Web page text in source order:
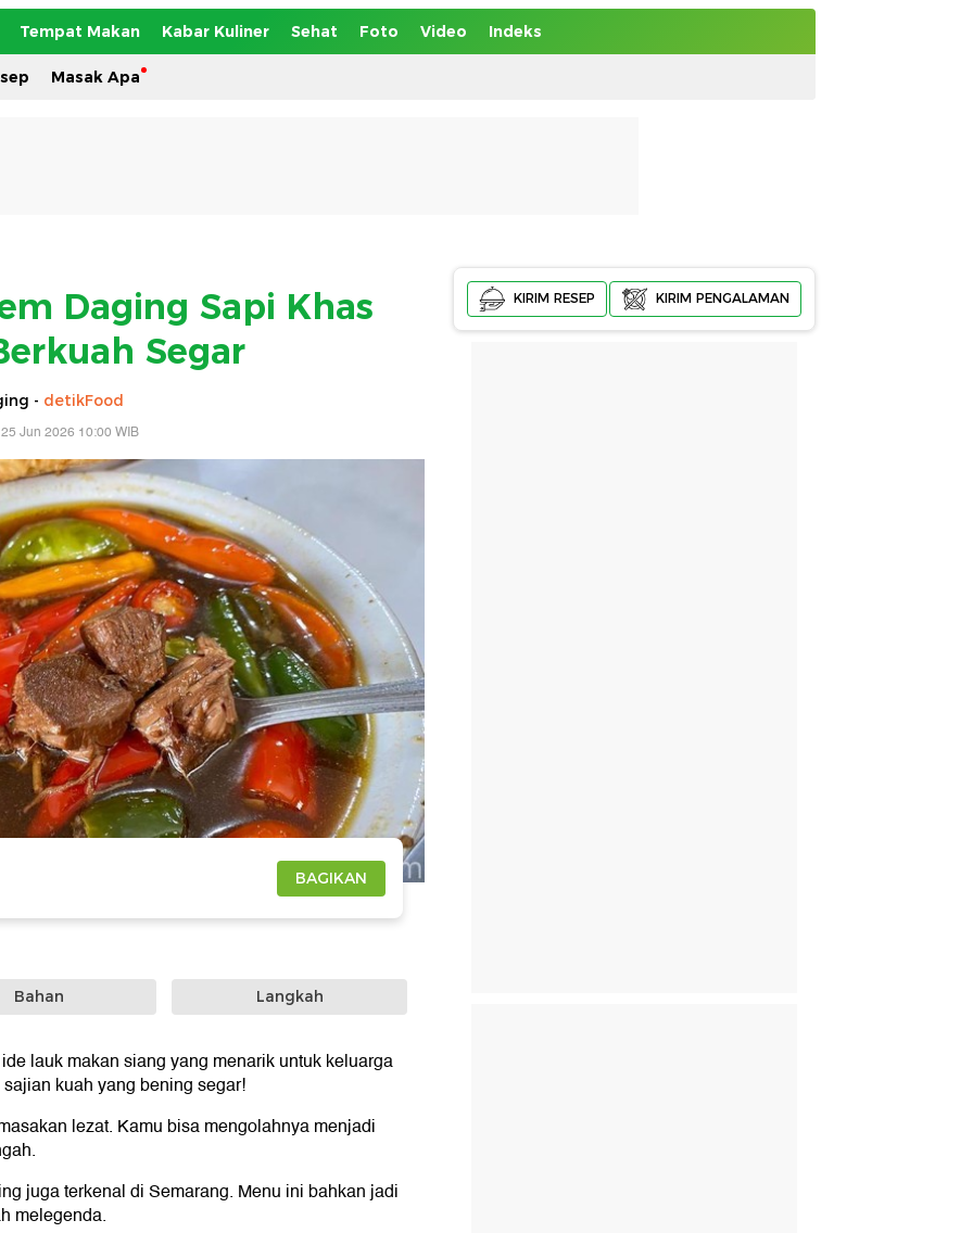
Tempat Makan Kabar Kuliner Sehat Foto Video Indeks
Masak Apa
Daging Sapi Khas
Segar
- detikFood
Jun 2026 10:00 WIB
BAGIKAN
Bahan Langkah
lauk makan siang yang menarik untuk keluarga
kuah yang bening segar!
lezat. Kamu bisa mengolahnya menjadi
juga terkenal di Semarang. Menu ini bahkan jadi
melegenda.
KIRIM RESEP KIRIM PENGALAMAN